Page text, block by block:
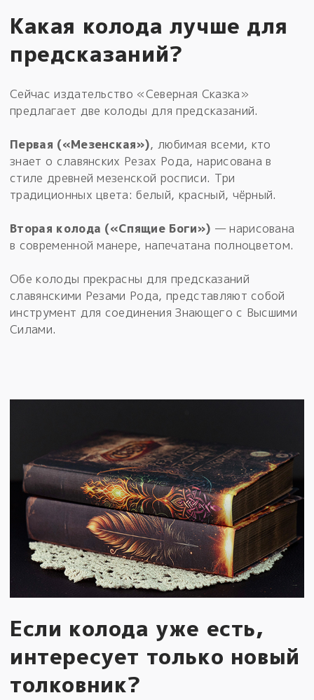
Какая колода лучше для
предсказаний?
Сейчас издательство «Северная Сказка»
предлагает две колоды для предсказаний.
Первая («Мезенская»), любимая всеми, кто
знает о славянских Резах Рода, нарисована в
стиле древней мезенской росписи. Три
традиционных цвета: белый, красный, чёрный.
Вторая колода («Спящие Боги») — нарисована
в современной манере, напечатана полноцветом.
Обе колоды прекрасны для предсказаний
славянскими Резами Рода, представляют собой
инструмент для соединения Знающего с Высшими
Силами.
Если колода уже есть,
интересует только новый
толковник?